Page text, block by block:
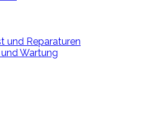
und Reparaturen
Wartung